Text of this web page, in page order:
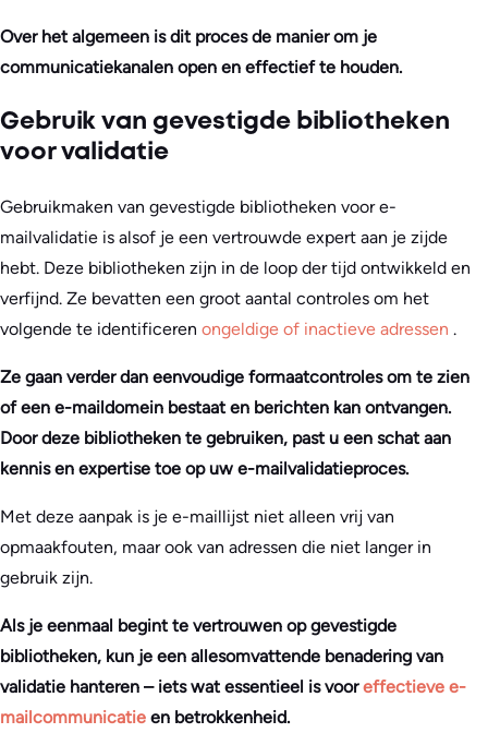
Over het algemeen is dit proces de manier om je
communicatiekanalen open en effectief te houden.
Gebruik van gevestigde bibliotheken
voor validatie
Gebruikmaken van gevestigde bibliotheken voor e-
mailvalidatie is alsof je een vertrouwde expert aan je zijde
hebt. Deze bibliotheken zijn in de loop der tijd ontwikkeld en
verfijnd. Ze bevatten een groot aantal controles om het
volgende te identificeren ongeldige of inactieve adressen .
Ze gaan verder dan eenvoudige formaatcontroles om te zien
of een e-maildomein bestaat en berichten kan ontvangen.
Door deze bibliotheken te gebruiken, past u een schat aan
kennis en expertise toe op uw e-mailvalidatieproces.
Met deze aanpak is je e-maillijst niet alleen vrij van
opmaakfouten, maar ook van adressen die niet langer in
gebruik zijn.
Als je eenmaal begint te vertrouwen op gevestigde
bibliotheken, kun je een allesomvattende benadering van
validatie hanteren – iets wat essentieel is vooreffectieve e-
mailcommunicatie en betrokkenheid.